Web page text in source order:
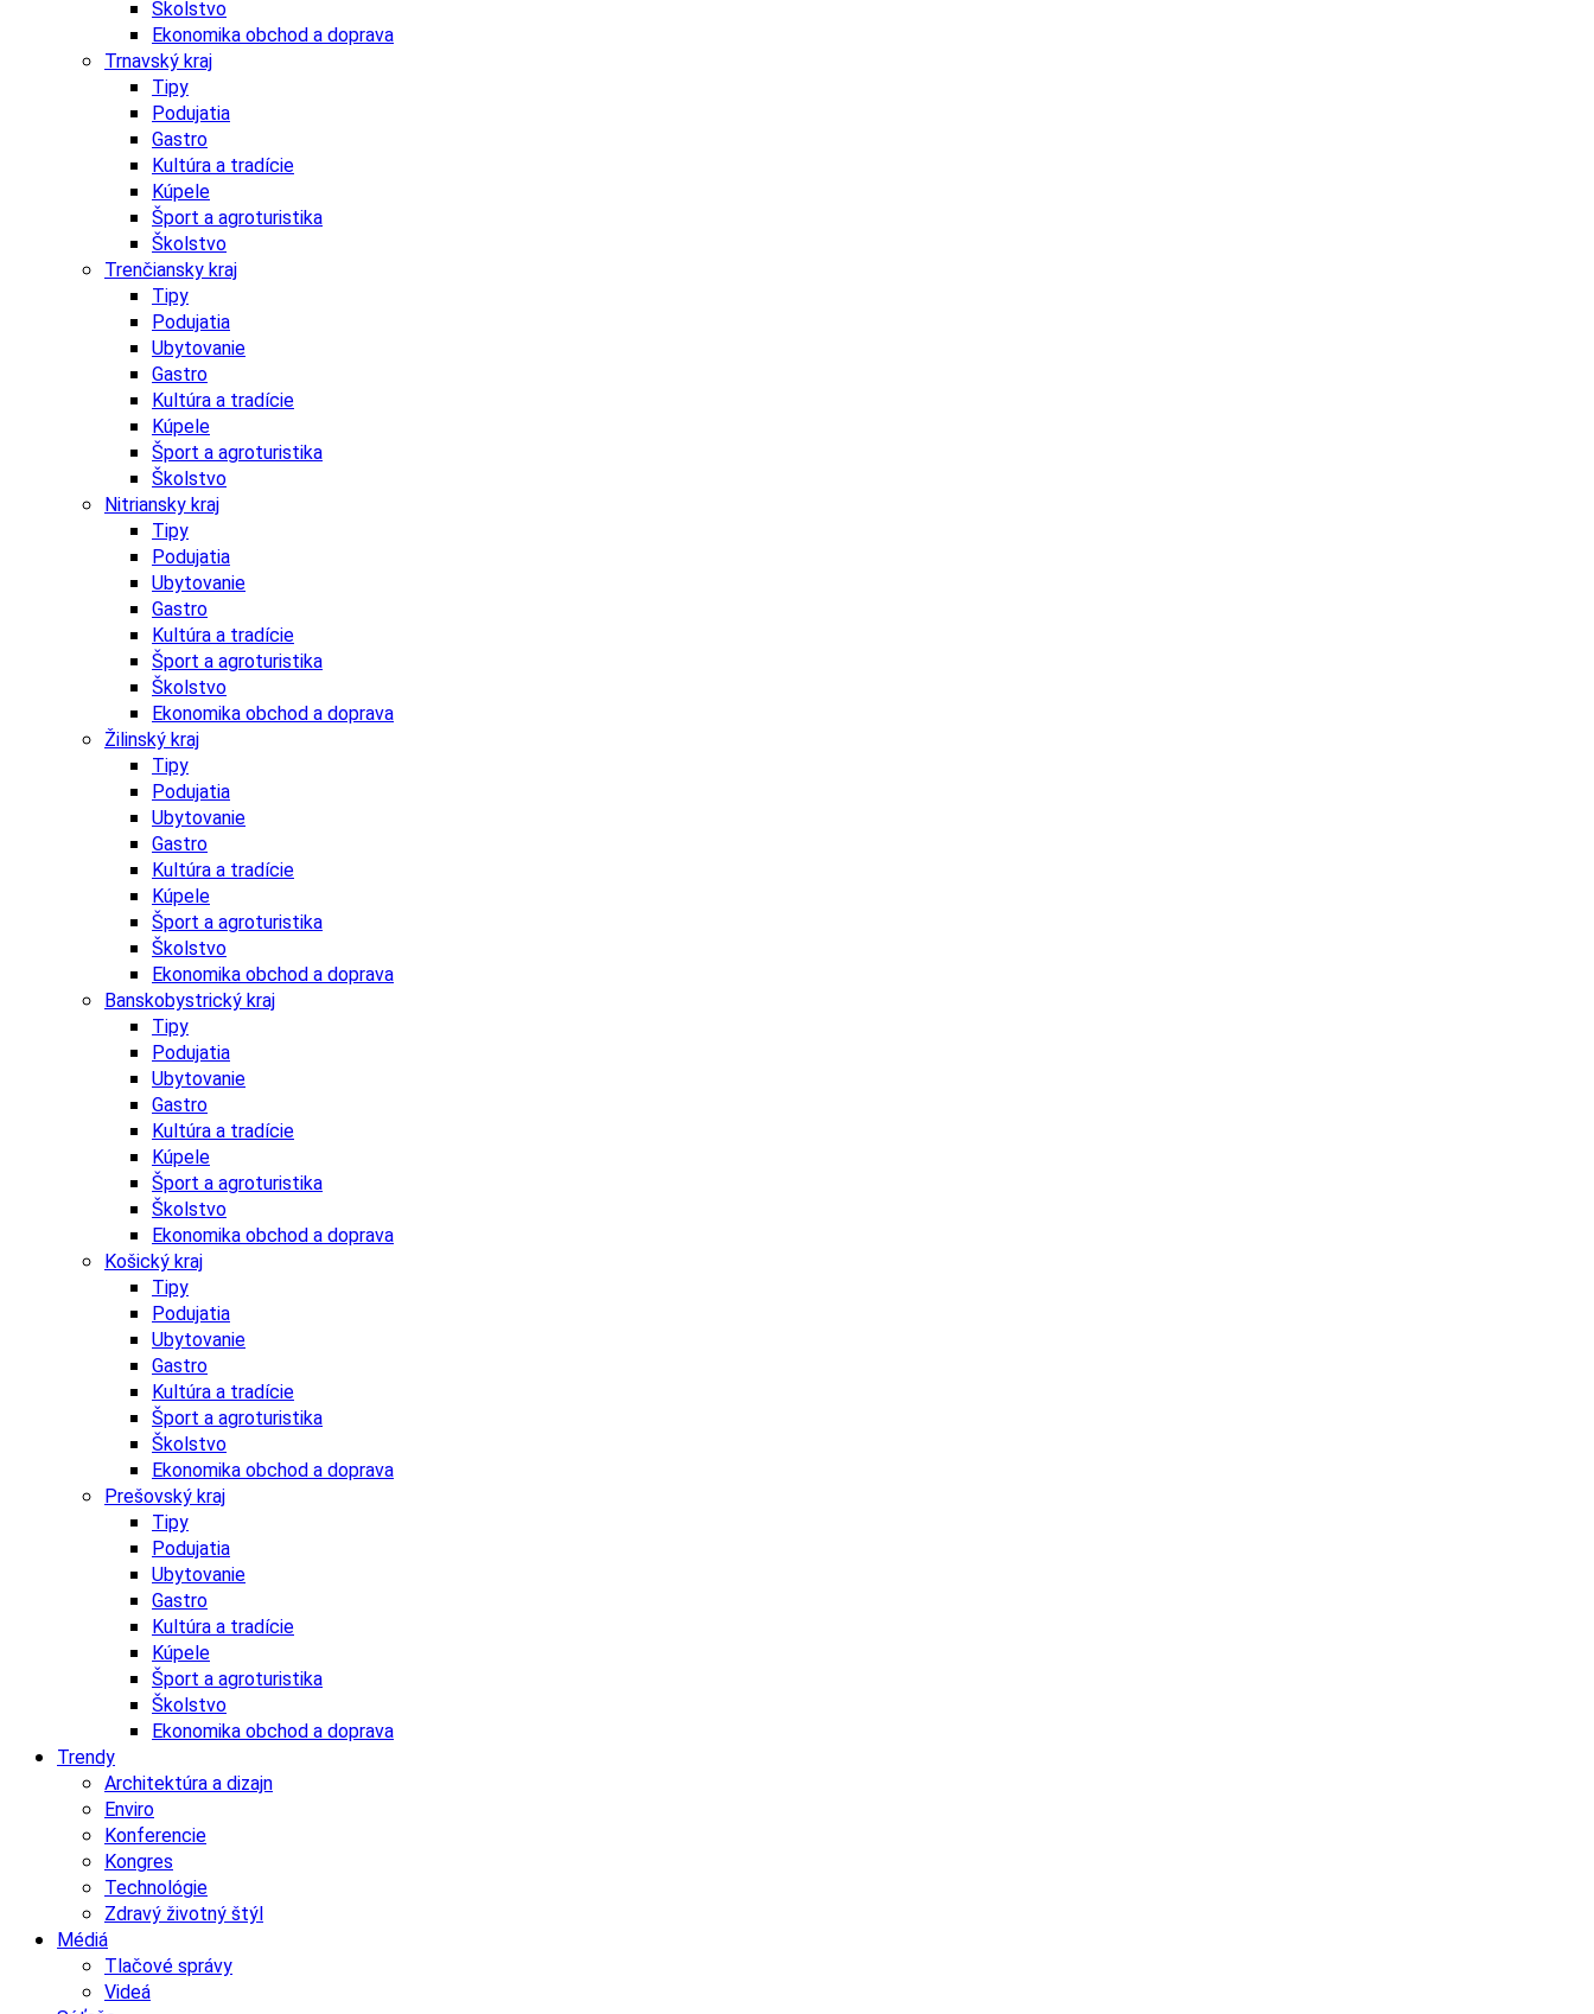
Školstvo
Ekonomika obchod a doprava
Trnavský kraj
Tipy
Podujatia
Gastro
Kultúra a tradície
Kúpele
Šport a agroturistika
Školstvo
Trenčiansky kraj
Tipy
Podujatia
Ubytovanie
Gastro
Kultúra a tradície
Kúpele
Šport a agroturistika
Školstvo
Nitriansky kraj
Tipy
Podujatia
Ubytovanie
Gastro
Kultúra a tradície
Šport a agroturistika
Školstvo
Ekonomika obchod a doprava
Žilinský kraj
Tipy
Podujatia
Ubytovanie
Gastro
Kultúra a tradície
Kúpele
Šport a agroturistika
Školstvo
Ekonomika obchod a doprava
Banskobystrický kraj
Tipy
Podujatia
Ubytovanie
Gastro
Kultúra a tradície
Kúpele
Šport a agroturistika
Školstvo
Ekonomika obchod a doprava
Košický kraj
Tipy
Podujatia
Ubytovanie
Gastro
Kultúra a tradície
Šport a agroturistika
Školstvo
Ekonomika obchod a doprava
Prešovský kraj
Tipy
Podujatia
Ubytovanie
Gastro
Kultúra a tradície
Kúpele
Šport a agroturistika
Školstvo
Ekonomika obchod a doprava
Trendy
Architektúra a dizajn
Enviro
Konferencie
Kongres
Technológie
Zdravý životný štýl
Médiá
Tlačové správy
Videá